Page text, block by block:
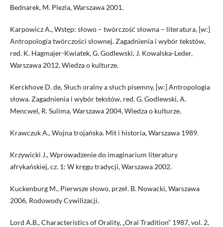
Bednarek, M. Plezia, Warszawa 2001.
Karpowicz A., Wstęp: słowo – twórczość słowna – literatura, [w:]
Antropologia twórczości słownej. Zagadnienia i wybór tekstów,
red. K. Hagmajer-Kwiatek, G. Godlewski, J. Kowalska-Leder,
Warszawa 2012, Wiedza o kulturze.
Kerckhove D. de, Słuch oralny a słuch pisemny, [w:] Antropologia
słowa. Zagadnienia i wybór tekstów, red. G. Godlewski, A.
Mencwel, R. Sulima, Warszawa 2004, Wiedza o kulturze.
Krawczuk A., Wojna trojańska. Mit i historia, Warszawa 1989.
Krzywicki J., Wprowadzenie do imaginarium literatury
afrykańskiej, cz. 1: W kręgu tradycji, Warszawa 2002.
Kuckenburg M., Pierwsze słowo, przeł. B. Nowacki, Warszawa
2006, Rodowody Cywilizacji.
Lord A.B., Characteristics of Orality, „Oral Tradition” 1987, vol. 2,